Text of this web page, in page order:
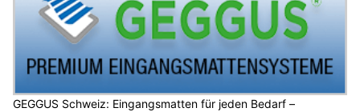
GEGGUS Schweiz: Eingangsmatten für jeden Bedarf –